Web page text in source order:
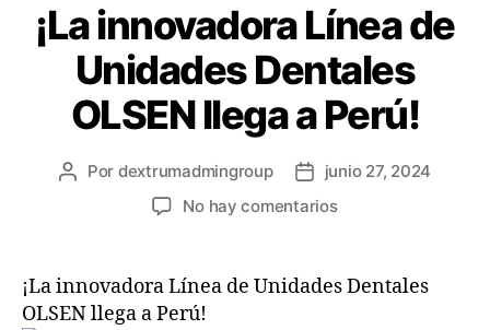
¡La innovadora Línea de
Unidades Dentales
OLSEN llega a Perú!
Por dextrumadmingroup
junio 27, 2024
No hay comentarios
¡La innovadora Línea de Unidades Dentales
OLSEN llega a Perú!